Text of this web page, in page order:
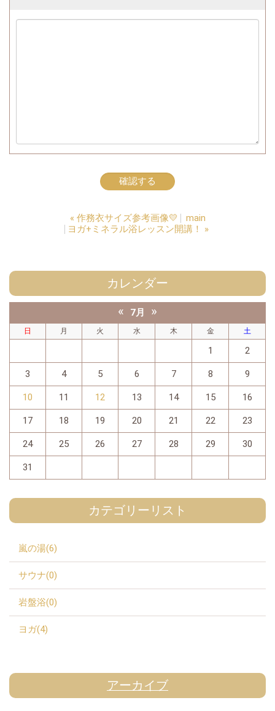
« 作務衣サイズ参考画像💛
main
ヨガ+ミネラル浴レッスン開講！
»
カレンダー
« 7月 »
日 月 火 水 木 金 土
1 2
3 4 5 6 7 8 9
10 11 12 13 14 15 16
17 18 19 20 21 22 23
24 25 26 27 28 29 30
31
カテゴリーリスト
嵐の湯(6)
サウナ(0)
岩盤浴(0)
ヨガ(4)
アーカイブ